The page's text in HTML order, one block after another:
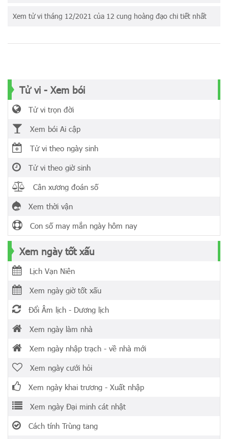
Xem tử vi tháng 12/2021 của 12 cung hoàng đạo chi tiết nhất
Tử vi - Xem bói
Tử vi trọn đời
Xem bói Ai cập
Tử vi theo ngày sinh
Tử vi theo giờ sinh
Cân xương đoán số
Xem thời vận
Con số may mắn ngày hôm nay
Xem ngày tốt xấu
Lịch Vạn Niên
Xem ngày giờ tốt xấu
Đổi Âm lịch - Dương lịch
Xem ngày làm nhà
Xem ngày nhập trạch - về nhà mới
Xem ngày cưới hỏi
Xem ngày khai trương - Xuất nhập
Xem ngày Đại minh cát nhật
Cách tính Trùng tang